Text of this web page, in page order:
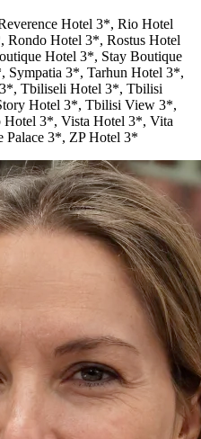
Hotel 3*, Rio Hotel
Hotel 3*, Rostus Hotel
Hotel 3*, Stay Boutique
Sympatia 3*, Tarhun Hotel 3*,
Tbiliseli Hotel 3*, Tbilisi
Hotel 3*, Tbilisi View 3*,
3*, Vista Hotel 3*, Vita
Palace 3*, ZP Hotel 3*